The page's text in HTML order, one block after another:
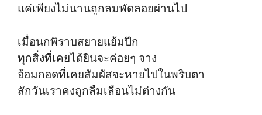
แค่เพียงไม่นานถูกลมพัดลอยผ่านไป
เมื่อนกพิราบสยายแย้มปีก
ทุกสิ่งที่เคยได้ยินจะค่อยๆ จาง
อ้อมกอดที่เคยสัมผัสจะหายไปในพริบตา
สักวันเราคงถูกลืมเลือนไม่ต่างกัน